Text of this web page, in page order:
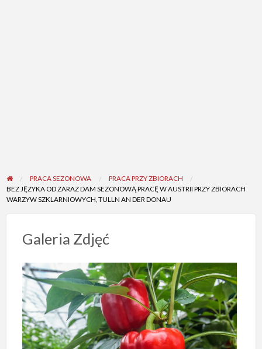
PRACA SEZONOWA
PRACA PRZY ZBIORACH
BEZ JĘZYKA OD ZARAZ DAM SEZONOWĄ PRACĘ W AUSTRII PRZY ZBIORACH
WARZYW SZKLARNIOWYCH, TULLN AN DER DONAU
Galeria Zdjęć